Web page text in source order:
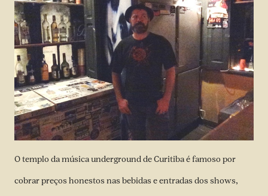
O templo da música underground de Curitiba é famoso por
cobrar preços honestos nas bebidas e entradas dos shows,